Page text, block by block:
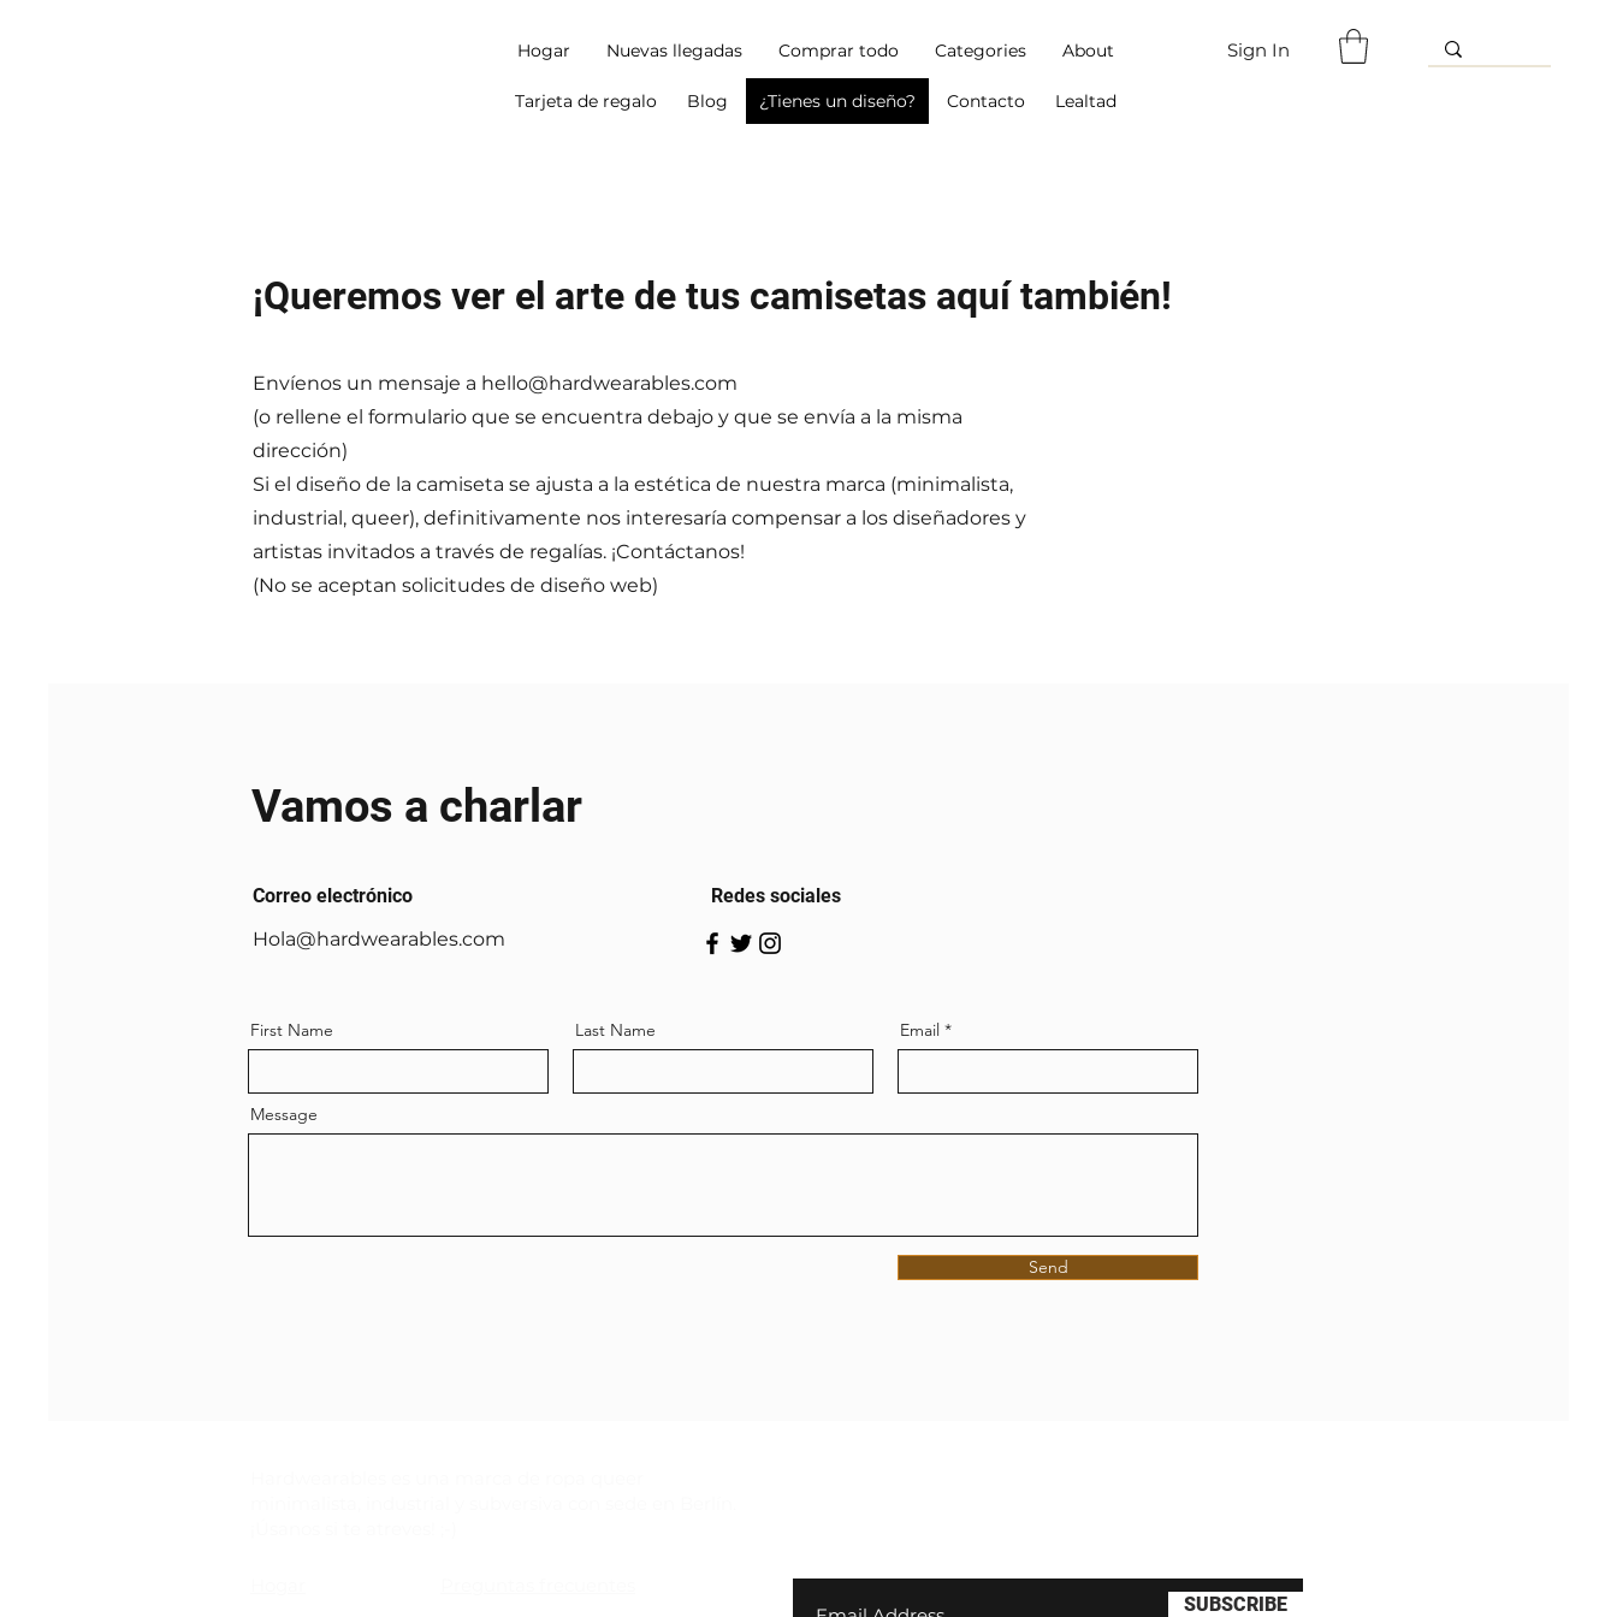
Hogar Nuevas llegadas Comprar todo Categories About
Tarjeta de regalo Blog ¿Tienes un diseño? Contacto Lealtad
Sign In
¡Queremos ver el arte de tus camisetas aquí también!
Envíenos un mensaje a hello@hardwearables.com
(o rellene el formulario que se encuentra debajo y que se envía a la misma
dirección)
Si el diseño de la camiseta se ajusta a la estética de nuestra marca (minimalista,
industrial, queer), definitivamente nos interesaría compensar a los diseñadores y
artistas invitados a través de regalías. ¡Contáctanos!
(No se aceptan solicitudes de diseño web)
Vamos a charlar
Correo electrónico
Hola@hardwearables.com
Redes sociales
First Name Last Name Email
Message
Send
SUBSCRIBE